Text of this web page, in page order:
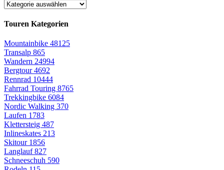
Touren Kategorien
Mountainbike 48125
Transalp 865
Wandern 24994
Bergtour4692
Rennrad 10444
Fahrrad Touring 8765
Trekkingbike 6084
Nordic Walking 370
Laufen 1783
Klettersteig 487
Inlineskates 213
Skitour 1856
Langlauf827
Schneeschuh 590